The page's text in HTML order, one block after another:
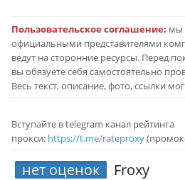
Пользовательское соглашение: мы
официальными представителями
ведут на сторонние ресурсы. Перед
вы обязуете себя самостоятельно
Весь текст, описание, фото, ссылки
Вступайте в telegram канал рейтинга
прокси: https://t.me/rateproxy
нет оценок Froxy